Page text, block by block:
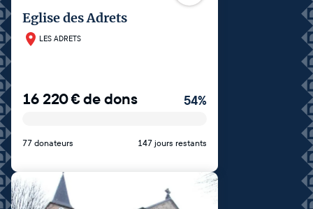
Eglise des Adrets
LES ADRETS
16 220€de dons 54%
77 donateurs 147 jours restants